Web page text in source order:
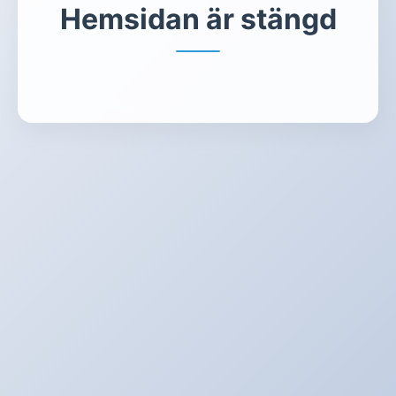
Hemsidan är stängd